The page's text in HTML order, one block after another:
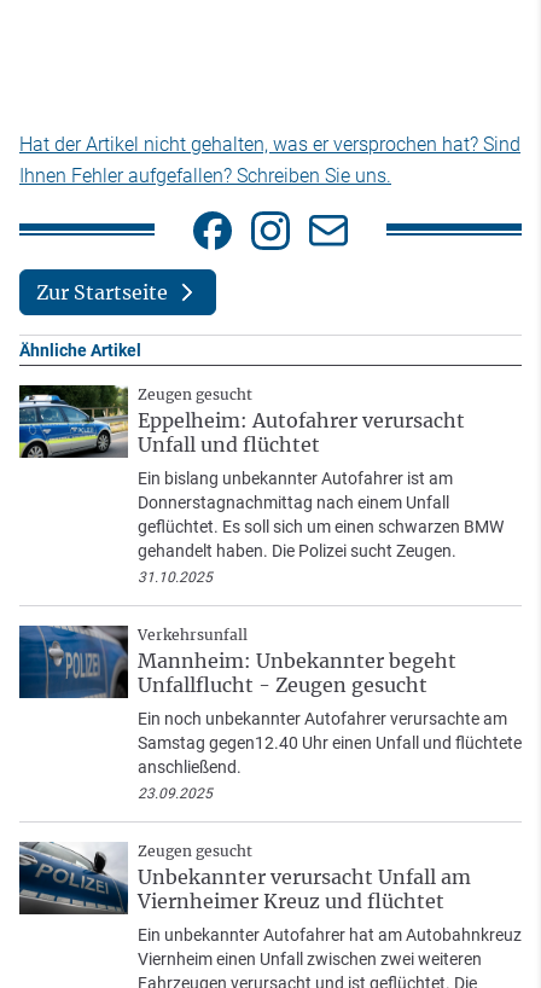
Hat der Artikel nicht gehalten, was er versprochen hat? Sind
Ihnen Fehler aufgefallen? Schreiben Sie uns.
Zur Startseite
Ähnliche Artikel
Zeugen gesucht
Eppelheim: Autofahrer verursacht
Unfall und flüchtet
Ein bislang unbekannter Autofahrer ist am
Donnerstagnachmittag nach einem Unfall
geflüchtet. Es soll sich um einen schwarzen BMW
gehandelt haben. Die Polizei sucht Zeugen.
31.10.2025
Verkehrsunfall
Mannheim: Unbekannter begeht
Unfallflucht - Zeugen gesucht
Ein noch unbekannter Autofahrer verursachte am
Samstag gegen12.40 Uhr einen Unfall und flüchtete
anschließend.
23.09.2025
Zeugen gesucht
Unbekannter verursacht Unfall am
Viernheimer Kreuz und flüchtet
Ein unbekannter Autofahrer hat am Autobahnkreuz
Viernheim einen Unfall zwischen zwei weiteren
Fahrzeugen verursacht und ist geflüchtet. Die